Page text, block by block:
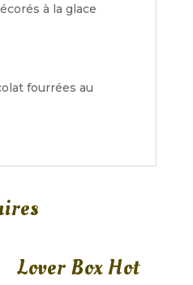
à la glace
fourrées au
Lover Box Hot